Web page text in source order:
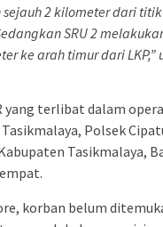
2 kilometer dari
SRU 2
ke arah timur dari LKP,”
yang terlibat dalam
Polsek
Tasikmalaya,
korban belum